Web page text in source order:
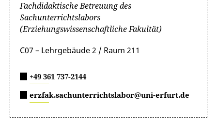
Fachdidaktische Betreuung des
Sachunterrichtslabors
(Erziehungswissenschaftliche Fakultät)
C07 – Lehrgebäude 2 / Raum 211
+49 361 737-2144
erzfak.sachunterrichtslabor@uni-erfurt.de